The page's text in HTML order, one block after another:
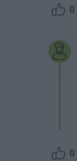
0
0